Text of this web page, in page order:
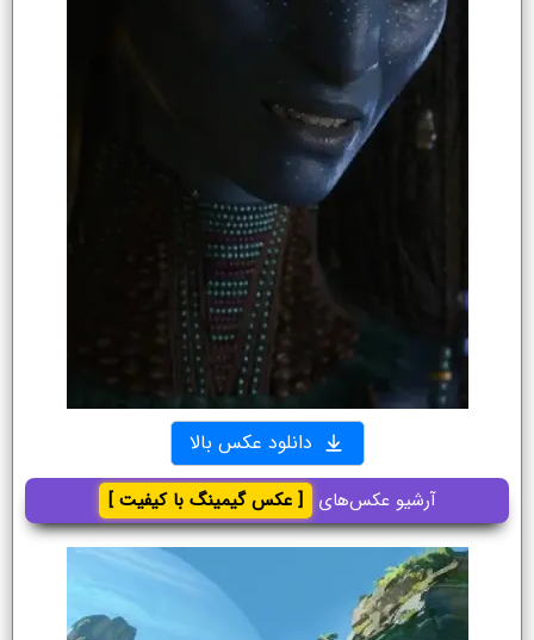
دانلود عکس بالا
آرشیو عکس‌های [ عکس گیمینگ با کیفیت ]